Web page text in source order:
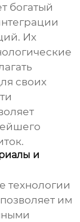
богатый
Их
своих
.
и
технологии
им